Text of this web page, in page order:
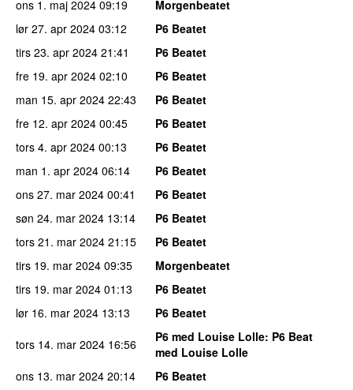
ons 1. maj 2024 09:19
Morgenbeatet
lør 27. apr 2024 03:12
P6 Beatet
tirs 23. apr 2024 21:41
P6 Beatet
fre 19. apr 2024 02:10
P6 Beatet
man 15. apr 2024 22:43
P6 Beatet
fre 12. apr 2024 00:45
P6 Beatet
tors 4. apr 2024 00:13
P6 Beatet
man 1. apr 2024 06:14
P6 Beatet
ons 27. mar 2024 00:41
P6 Beatet
søn 24. mar 2024 13:14
P6 Beatet
tors 21. mar 2024 21:15
P6 Beatet
tirs 19. mar 2024 09:35
Morgenbeatet
tirs 19. mar 2024 01:13
P6 Beatet
lør 16. mar 2024 13:13
P6 Beatet
tors 14. mar 2024 16:56 P6 med Louise Lolle: P6 Beat
med Louise Lolle
ons 13. mar 2024 20:14
P6 Beatet